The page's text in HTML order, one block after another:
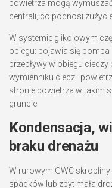
powietrza mogą
centrali, co podnosi
W systemie glikolowym
obiegu: pojawia się pompa
przepływy w obiegu
wymienniku
stronie powietrza w takim
gruncie.
Kondensacja,
braku drenażu
W rurowym GWC
spadków lub zbyt mała